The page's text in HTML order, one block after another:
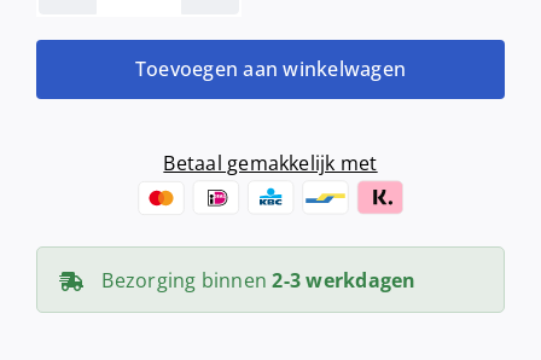
Extra
wit
Toevoegen aan winkelwagen
Betaal gemakkelijk met
Bezorging binnen2-3 werkdagen